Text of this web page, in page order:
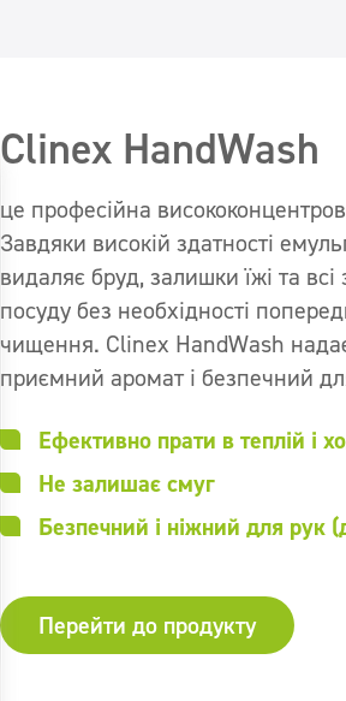
Clinex HandWash
це професійна
Завдяки високій здатності
видаляє бруд, залишки їжі та
посуду без необхідності
чищення. Clinex HandWash
приємний аромат і безпечний
Ефективно прати в теплій і
Не залишає смуг
Безпечний і ніжний для рук
Перейти до продукту